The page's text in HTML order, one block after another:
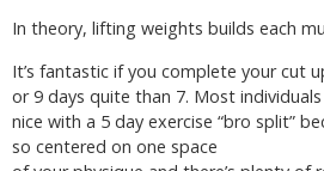
In theory, lifting weights builds each
It’s fantastic if you complete your cut
or 9 days quite than 7. Most
nice with a 5 day exercise “bro split”
so centered on one space